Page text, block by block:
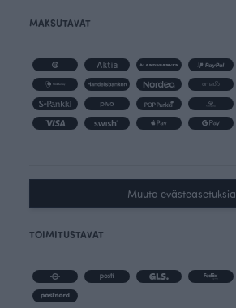
MAKSUTAVAT
Muuta evästeasetuksia
TOIMITUSTAVAT